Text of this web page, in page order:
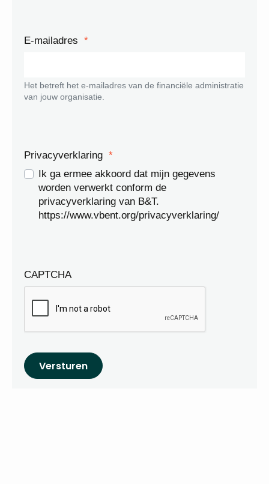
E-mailadres *
Het betreft het e-mailadres van de financiële administratie
van jouw organisatie.
Privacyverklaring *
Ik ga ermee akkoord dat mijn gegevens
worden verwerkt conform de
privacyverklaring van B&T.
https://www.vbent.org/privacyverklaring/
CAPTCHA
Versturen